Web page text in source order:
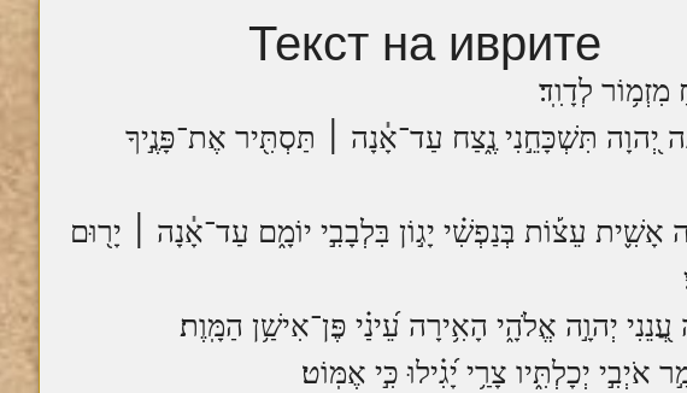
Текст на иврите
לְדָוִֽד׃
יְ֭הוָה תִּשְׁכָּחֵ֣נִי נֶ֑צַח עַד־אָ֓נָה ׀ תַּסְתִּ֖יר אֶת־פָּנֶ֣יךָ
אָשִׁ֪ית עֵצ֡וֹת בְּנַפְשִׁ֗י יָג֣וֹן בִּלְבָבִ֣י יוֹמָ֑ם עַד־אָ֓נָה ׀ יָר֖וּם
יְהוָ֣ה אֱלֹהָ֑י הָאִ֥ירָה עֵ֝ינַ֗י פֶּן־אִישַׁ֥ן הַמָּֽוֶת׃
אֹיְבִ֣י יְכָלְתִּ֑יו צָרַ֥י יָ֝גִ֗ילוּ כִּ֣י אֶמּֽוֹט׃